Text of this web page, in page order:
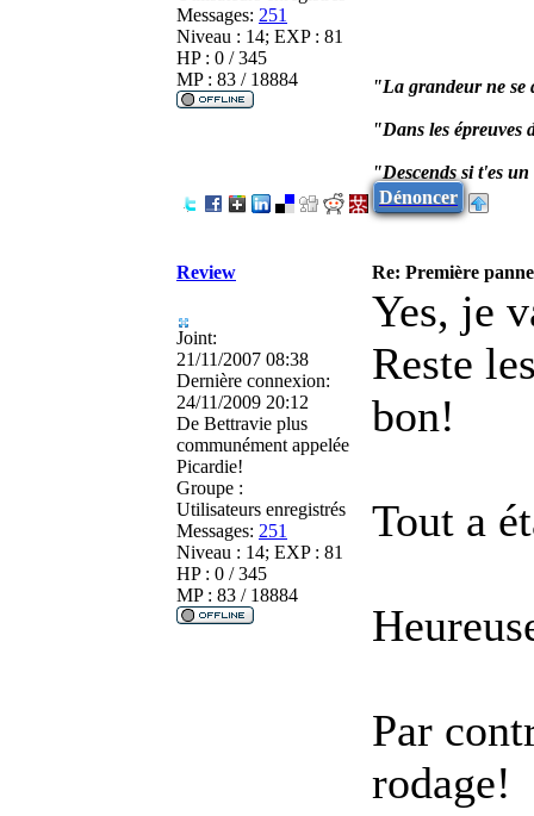
Messages: 251
Niveau : 14; EXP : 81
HP : 0 / 345
MP : 83 / 18884
"La grandeur ne se
"Dans les épreuves
"Descends si t'es
Dénoncer
Review Re: Première
Joint:
21/11/2007 08:38
Dernière connexion:
24/11/2009 20:12
De Bettravie plus
communément appelée
Picardie!
Groupe :
Utilisateurs enregistrés
Messages: 251
Niveau : 14; EXP : 81
HP : 0 / 345
MP : 83 / 18884
Yes, je
Reste
bon!
Tout a
Par
rodage!